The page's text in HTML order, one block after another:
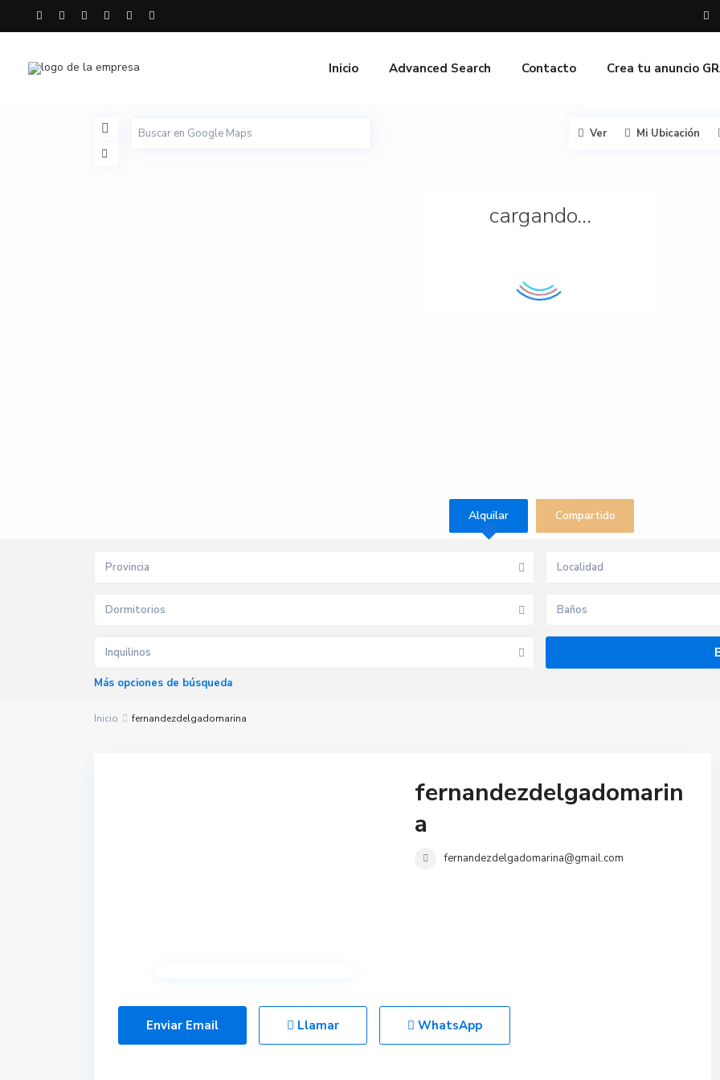
Inicio Advanced Search Contacto Crea tu anuncio
cargando...
Ver Mi Ubicación
Alquilar Compartido
Provincia
Dormitorios Baños
Inquilinos
Más opciones de búsqueda
Inicio fernandezdelgadomarina
fernandezdelgadomarin
a
fernandezdelgadomarina@gmail.com
Enviar Email Llamar WhatsApp